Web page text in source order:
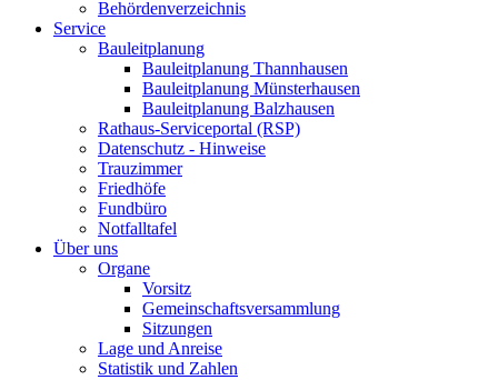
Behördenverzeichnis
Service
Bauleitplanung
Bauleitplanung Thannhausen
Bauleitplanung Münsterhausen
Bauleitplanung Balzhausen
Rathaus-Serviceportal (RSP)
Datenschutz - Hinweise
Trauzimmer
Friedhöfe
Fundbüro
Notfalltafel
Über uns
Organe
Vorsitz
Gemeinschaftsversammlung
Sitzungen
Lage und Anreise
Statistik und Zahlen